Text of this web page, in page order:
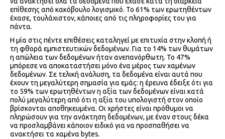
επίθεσης από κακόβουλο λογισμικό. Το 61% των ερωτηθέντων
έχασε, τουλάχιστον, κάποιες από τις πληροφορίες του για
πάντα.
Η μία στις πέντε επιθέσεις καταληγεί με επιτυχία στην κλοπή ή
τη φθορά εμπιστευτικών δεδομένων. Για το 14% των θυμάτων
η απώλεια των δεδομένων ήταν ανεπανόρθωτη. Το 47%
μπόρεσε να αποκαταστήσει μόνο ένα μέρος των χαμένων
δεδομένων. Σε τελική ανάλυση, τα δεδομένα είναι αυτά που
έχουν τη μεγαλύτερη σημασία για εμάς: η έρευνα έδειξε ότι για
το 59% των ερωτηθέντων η αξία των δεδομένων είναι κατά
πολύ μεγαλύτερη από ότι η αξία του υπολογιστή στον οποίο
βρίσκονται αποθηκευμένα. Οι χρήστες είναι πρόθυμοι να
πληρώσουν για την ανάκτηση δεδομένων, με έναν στους δέκα
να προσλαμβάνει κάποιον ειδικό για να προσπαθήσει να
ανακτήσει τα χαμένα bytes.